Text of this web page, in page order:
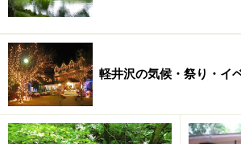
光もおがめるはずです。
晴れると、南アルプス連峰の大パノラ
一面に銀世界ですから素晴しく美し
す。
軽井沢の気候・祭り・イ